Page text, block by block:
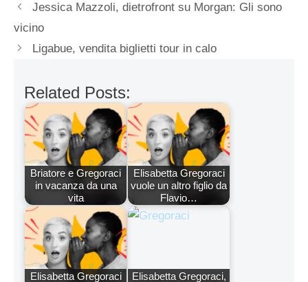
Jessica Mazzoli, dietrofront su Morgan: Gli sono
vicino
Ligabue, vendita biglietti tour in calo
Related Posts:
Briatore e Gregoraci
in vacanza da una
vita
Elisabetta Gregoraci
vuole un altro figlio da
Flavio…
Elisabetta Gregoraci
Elisabetta Gregoraci,